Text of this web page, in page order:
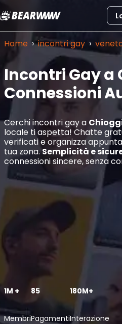
Vai
al
Home › incontri gay ›
Incontri Gay a
Connessioni
Cerchi incontri gay a
locale ti aspetta! Chatte
verificati e organizza
tua zona.Semplicità e
connessioni sincere, senza
1M +
Membri
85
Pagamenti
180M+
Interazione